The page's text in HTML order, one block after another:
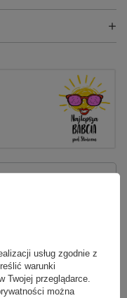
Z
usług zgodnie z
warunki
Twojej przeglądarce.
można